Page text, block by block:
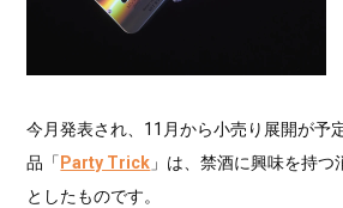
今月発表され、11月から小売り展開が予
品「 Party Trick 」は、禁酒に興味を持つ
としたものです。